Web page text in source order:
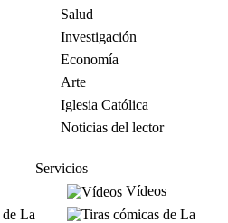
Salud
Investigación
Economía
Arte
Iglesia Católica
Noticias del lector
Servicios
Vídeos